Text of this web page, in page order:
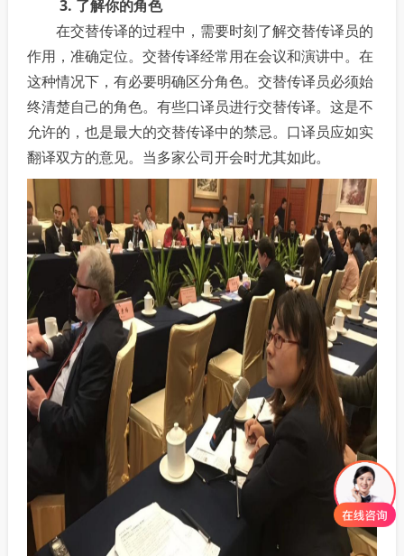
3. 了解你的角色
在交替传译的过程中，需要时刻了解交替传译员的
作用，准确定位。交替传译经常用在会议和演讲中。在
这种情况下，有必要明确区分角色。交替传译员必须始
终清楚自己的角色。有些口译员进行交替传译。这是不
允许的，也是最大的交替传译中的禁忌。口译员应如实
翻译双方的意见。当多家公司开会时尤其如此。